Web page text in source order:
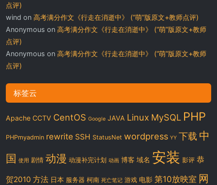
点评)
wind on 高考满分作文《行走在消逝中》 (“萌”版原文+教师点评)
Anonymous on 高考满分作文《行走在消逝中》 (“萌”版原文+教师
点评)
Anonymous on 高考满分作文《行走在消逝中》 (“萌”版原文+教师
点评)
标签云
Apache CCTV CentOS Google JAVA Linux MySQL PHP
PHPmyadmin rewrite SSH StatusNet wordpress YY 下载 中
国 使用 剧情 动漫 动漫补完计划 动画 博客 域名 安装 影评 恭
贺2010 方法 日本 服务器 柯南 死亡笔记 游戏 电影 第10放映室 网